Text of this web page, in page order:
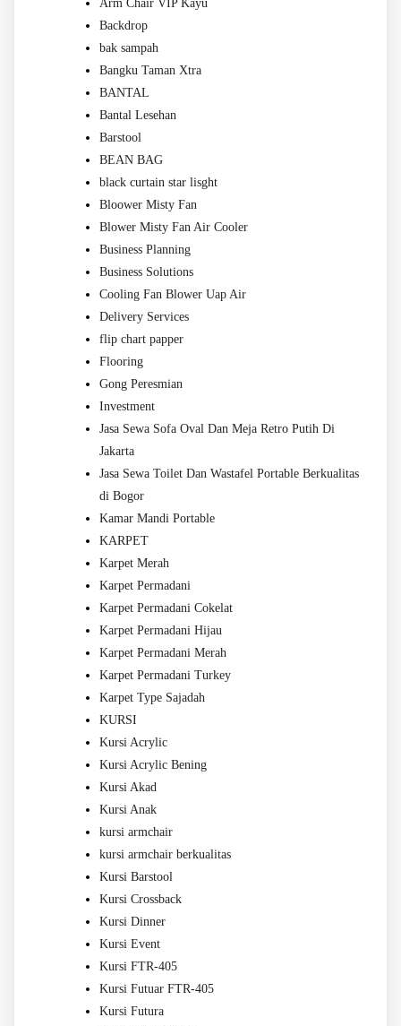
Arm Chair VIP Kayu
Backdrop
bak sampah
Bangku Taman Xtra
BANTAL
Bantal Lesehan
Barstool
BEAN BAG
black curtain star lisght
Bloower Misty Fan
Blower Misty Fan Air Cooler
Business Planning
Business Solutions
Cooling Fan Blower Uap Air
Delivery Services
flip chart papper
Flooring
Gong Peresmian
Investment
Jasa Sewa Sofa Oval Dan Meja Retro Putih Di
Jakarta
Jasa Sewa Toilet Dan Wastafel Portable Berkualitas
di Bogor
Kamar Mandi Portable
KARPET
Karpet Merah
Karpet Permadani
Karpet Permadani Cokelat
Karpet Permadani Hijau
Karpet Permadani Merah
Karpet Permadani Turkey
Karpet Type Sajadah
KURSI
Kursi Acrylic
Kursi Acrylic Bening
Kursi Akad
Kursi Anak
kursi armchair
kursi armchair berkualitas
Kursi Barstool
Kursi Crossback
Kursi Dinner
Kursi Event
Kursi FTR-405
Kursi Futuar FTR-405
Kursi Futura